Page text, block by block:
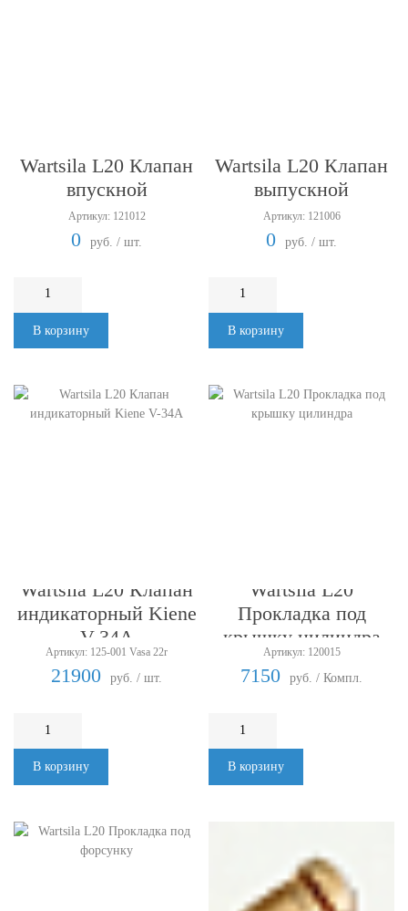
Wartsila L20 Клапан
впускной
Артикул: 121012
0 руб. / шт.
В корзину
Wartsila L20 Клапан
выпускной
Артикул: 121006
0 руб. / шт.
В корзину
Wartsila L20 Клапан
индикаторный Kiene
V-34A
Артикул: 125-001 Vasa 22r
21900 руб. / шт.
В корзину
Wartsila L20
Прокладка под
крышку цилиндра
Артикул: 120015
7150 руб. / Компл.
В корзину